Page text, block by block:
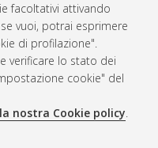
facoltativi attivando
vuoi, potrai esprimere
di profilazione".
verificare lo stato dei
cookie" del
nostra Cookie policy.